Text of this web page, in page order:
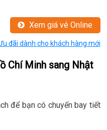
Xem giá vé Online
đãi dành cho khách hàng mới
Chí Minh sang Nhật
để bạn có chuyến bay tiết